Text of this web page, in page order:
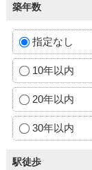
築年数
指定なし
10年以内
20年以内
30年以内
駅徒歩